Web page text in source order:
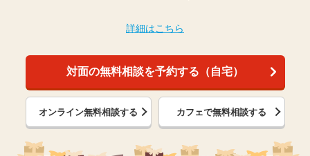
詳細はこちら
対面の無料相談を予約する（自宅）
オンライン無料相談する カフェで無料相談する